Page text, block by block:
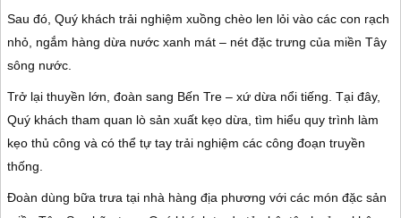
Sau đó, Quý khách trải nghiệm xuồng chèo len lỏi vào các con rạch
nhỏ, ngắm hàng dừa nước xanh mát – nét đặc trưng của miền Tây
sông nước.
Trở lại thuyền lớn, đoàn sang Bến Tre – xứ dừa nổi tiếng. Tại đây,
Quý khách tham quan lò sản xuất kẹo dừa, tìm hiểu quy trình làm
kẹo thủ công và có thể tự tay trải nghiệm các công đoạn truyền
thống.
Đoàn dùng bữa trưa tại nhà hàng địa phương với các món đặc sản